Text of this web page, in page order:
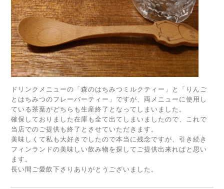
ドリンクメニューの「森のはちみつミルクティー」と「りんご
とはちみつのフレーバーティー」ですが、両メニューに使用し
ている茶葉がどちらも生産終了となってしまいました。
確保しておりました在庫も全て出てしまいましたので、これで
当店でのご提供も終了とさせていただきます。
美味しくて私も大好きでしたので本当に残念ですが、引き続き
フィンランドの美味しい飲み物を探してご提供出来ればと思い
ます。
長い間ご愛飲下さりありがとうございました。